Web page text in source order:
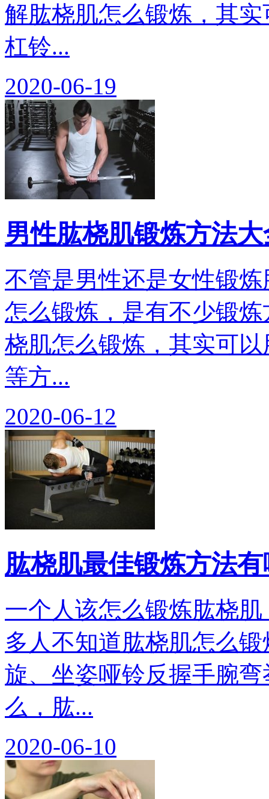
解肱桡肌怎么锻炼，其
杠铃...
2020-06-19
男性肱桡肌锻炼方法大
不管是男性还是女性锻
怎么锻炼，是有不少锻
桡肌怎么锻炼，其实可
等方...
2020-06-12
肱桡肌最佳锻炼方法
一个人该怎么锻炼肱桡
多人不知道肱桡肌怎么
旋、坐姿哑铃反握手腕
么，肱...
2020-06-10